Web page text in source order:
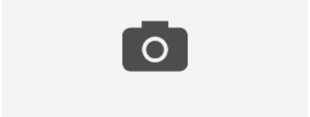
稱：前內政部統計處副處長、新北市政府主計處性別平等專